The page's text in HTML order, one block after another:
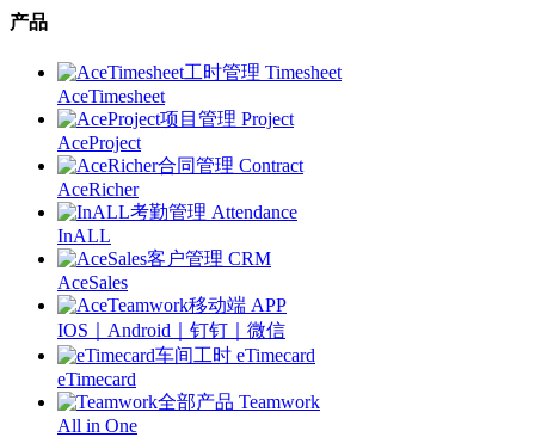
产品
工时管理 Timesheet
AceTimesheet
项目管理 Project
AceProject
合同管理 Contract
AceRicher
考勤管理 Attendance
InALL
客户管理 CRM
AceSales
移动端 APP
IOS｜Android｜钉钉｜微信
车间工时 eTimecard
eTimecard
全部产品 Teamwork
All in One